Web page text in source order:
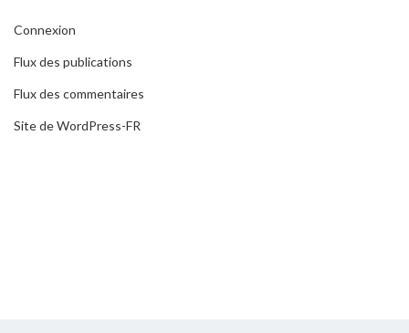
Connexion
Flux des publications
Flux des commentaires
Site de WordPress-FR